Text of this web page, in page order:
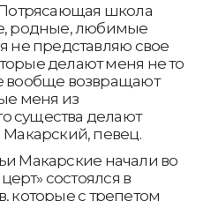
школа
родные, любимые
не представляю свое
делают меня не то
вообще возвращают
меня из
существа делают
Макарский, певец.
Макарские начали во
состоялся в
которые с трепетом